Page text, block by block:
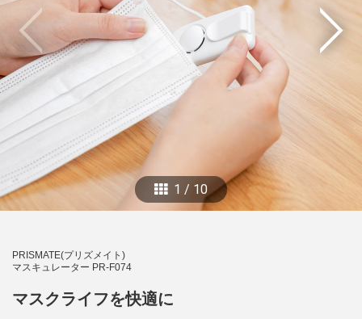
PRISMATE(プリズメイト)
マスキュレーター PR-F074
マスクライフを快適に
1 / 10